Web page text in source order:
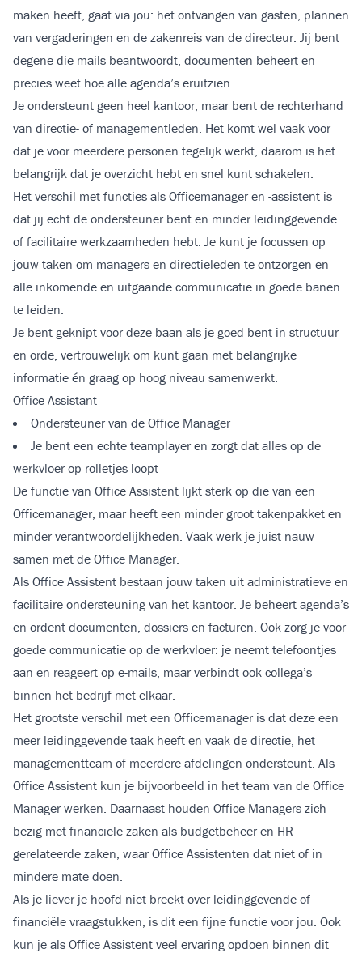
maken heeft, gaat via jou: het ontvangen van gasten, plannen
van vergaderingen en de zakenreis van de directeur. Jij bent
degene die mails beantwoordt, documenten beheert en
precies weet hoe alle agenda’s eruitzien.
Je ondersteunt geen heel kantoor, maar bent de rechterhand
van directie- of managementleden. Het komt wel vaak voor
dat je voor meerdere personen tegelijk werkt, daarom is het
belangrijk dat je overzicht hebt en snel kunt schakelen.
Het verschil met functies als Officemanager en -assistent is
dat jij echt de ondersteuner bent en minder leidinggevende
of facilitaire werkzaamheden hebt. Je kunt je focussen op
jouw taken om managers en directieleden te ontzorgen en
alle inkomende en uitgaande communicatie in goede banen
te leiden.
Je bent geknipt voor deze baan als je goed bent in structuur
en orde, vertrouwelijk om kunt gaan met belangrijke
informatie én graag op hoog niveau samenwerkt.
Office Assistant
Ondersteuner van de Office Manager
Je bent een echte teamplayer en zorgt dat alles op de
werkvloer op rolletjes loopt
De functie van Office Assistent lijkt sterk op die van een
Officemanager, maar heeft een minder groot takenpakket en
minder verantwoordelijkheden. Vaak werk je juist nauw
samen met de Office Manager.
Als Office Assistent bestaan jouw taken uit administratieve en
facilitaire ondersteuning van het kantoor. Je beheert agenda’s
en ordent documenten, dossiers en facturen. Ook zorg je voor
goede communicatie op de werkvloer: je neemt telefoontjes
aan en reageert op e-mails, maar verbindt ook collega’s
binnen het bedrijf met elkaar.
Het grootste verschil met een Officemanager is dat deze een
meer leidinggevende taak heeft en vaak de directie, het
managementteam of meerdere afdelingen ondersteunt. Als
Office Assistent kun je bijvoorbeeld in het team van de Office
Manager werken. Daarnaast houden Office Managers zich
bezig met financiële zaken als budgetbeheer en HR-
gerelateerde zaken, waar Office Assistenten dat niet of in
mindere mate doen.
Als je liever je hoofd niet breekt over leidinggevende of
financiële vraagstukken, is dit een fijne functie voor jou. Ook
kun je als Office Assistent veel ervaring opdoen binnen dit